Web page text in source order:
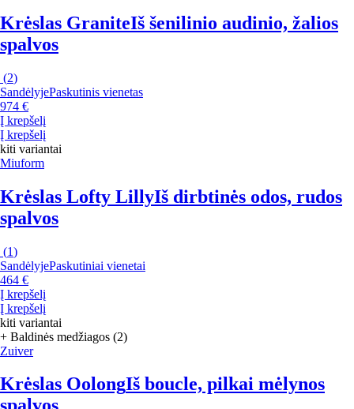
Krėslas GraniteIš šenilinio audinio, žalios
spalvos
(2)
SandėlyjePaskutinis vienetas
974 €
Į krepšelį
Į krepšelį
kiti variantai
Miuform
Krėslas Lofty LillyIš dirbtinės odos, rudos
spalvos
(1)
SandėlyjePaskutiniai vienetai
464 €
Į krepšelį
Į krepšelį
kiti variantai
+ Baldinės medžiagos (2)
Zuiver
Krėslas OolongIš boucle, pilkai mėlynos